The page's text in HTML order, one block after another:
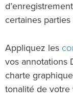
certaines parties
Appliquez les
vos annotations
charte
tonalité de votre